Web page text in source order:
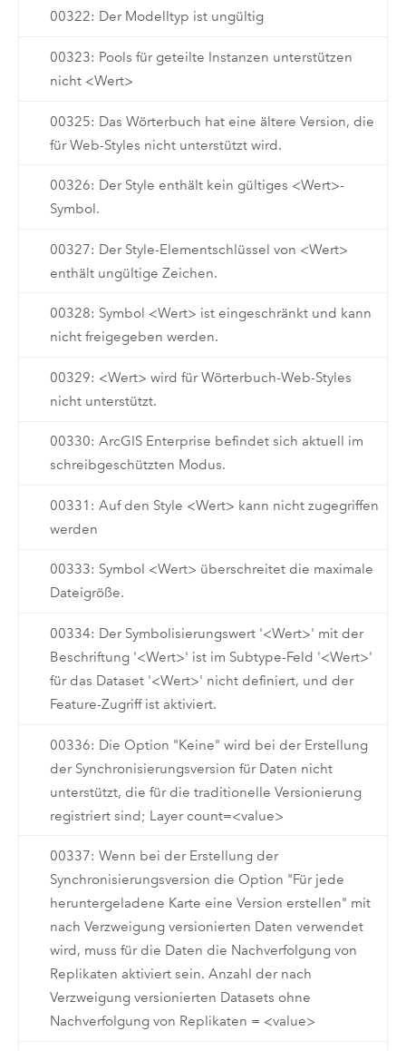
00322: Der Modelltyp ist ungültig
00323: Pools für geteilte Instanzen unterstützen
nicht <Wert>
00325: Das Wörterbuch hat eine ältere Version, die
für Web-Styles nicht unterstützt wird.
00326: Der Style enthält kein gültiges <Wert>-
Symbol.
00327: Der Style-Elementschlüssel von <Wert>
enthält ungültige Zeichen.
00328: Symbol <Wert> ist eingeschränkt und kann
nicht freigegeben werden.
00329: <Wert> wird für Wörterbuch-Web-Styles
nicht unterstützt.
00330: ArcGIS Enterprise befindet sich aktuell im
schreibgeschützten Modus.
00331: Auf den Style <Wert> kann nicht zugegriffen
werden
00333: Symbol <Wert> überschreitet die maximale
Dateigröße.
00334: Der Symbolisierungswert '<Wert>' mit der
Beschriftung '<Wert>' ist im Subtype-Feld '<Wert>'
für das Dataset '<Wert>' nicht definiert, und der
Feature-Zugriff ist aktiviert.
00336: Die Option "Keine" wird bei der Erstellung
der Synchronisierungsversion für Daten nicht
unterstützt, die für die traditionelle Versionierung
registriert sind; Layer count=<value>
00337: Wenn bei der Erstellung der
Synchronisierungsversion die Option "Für jede
heruntergeladene Karte eine Version erstellen" mit
nach Verzweigung versionierten Daten verwendet
wird, muss für die Daten die Nachverfolgung von
Replikaten aktiviert sein. Anzahl der nach
Verzweigung versionierten Datasets ohne
Nachverfolgung von Replikaten = <value>